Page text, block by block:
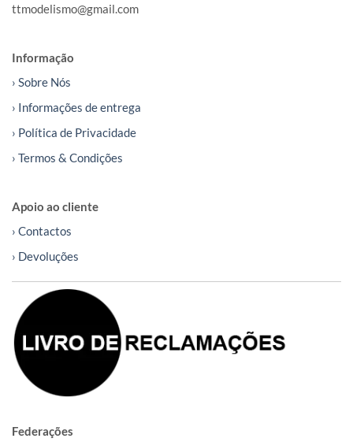
ttmodelismo@gmail.com
Informação
› Sobre Nós
› Informações de entrega
› Política de Privacidade
› Termos & Condições
Apoio ao cliente
› Contactos
› Devoluções
Federações